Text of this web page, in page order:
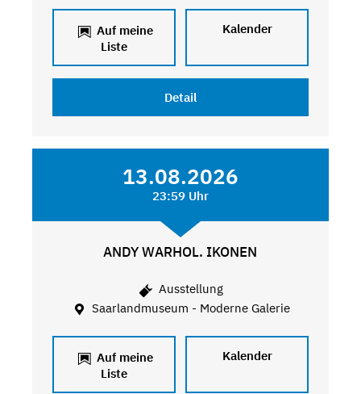
Auf meine
Liste
Kalender
Detail
13.08.2026
23:59 Uhr
ANDY WARHOL. IKONEN
Ausstellung
Saarlandmuseum - Moderne Galerie
Auf meine
Liste
Kalender